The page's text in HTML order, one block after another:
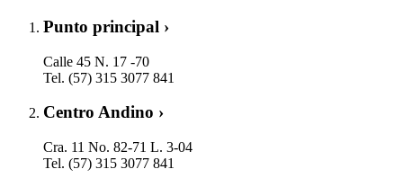
Punto principal ›
Calle 45 N. 17 -70
Tel. (57) 315 3077 841
Centro Andino ›
Cra. 11 No. 82-71 L. 3-04
Tel. (57) 315 3077 841